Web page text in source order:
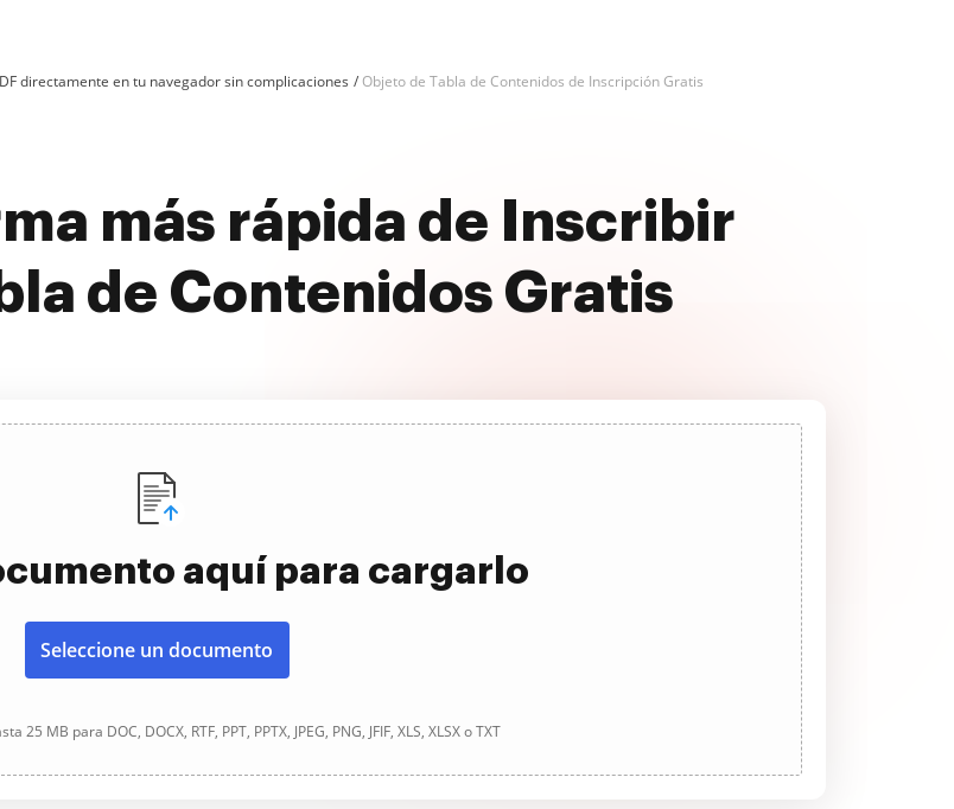
directamente en tu navegador sin complicaciones Objeto de Tabla de Contenidos de Inscripción Gratis
más rápida de Inscribir
de Contenidos Gratis
aquí para cargarlo
Seleccione un documento
25 MB para DOC, DOCX, RTF, PPT, PPTX, JPEG, PNG, JFIF, XLS, XLSX o TXT